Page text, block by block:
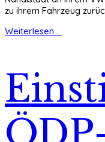
zu ihrem Fahrzeug
Weiterlesen ...